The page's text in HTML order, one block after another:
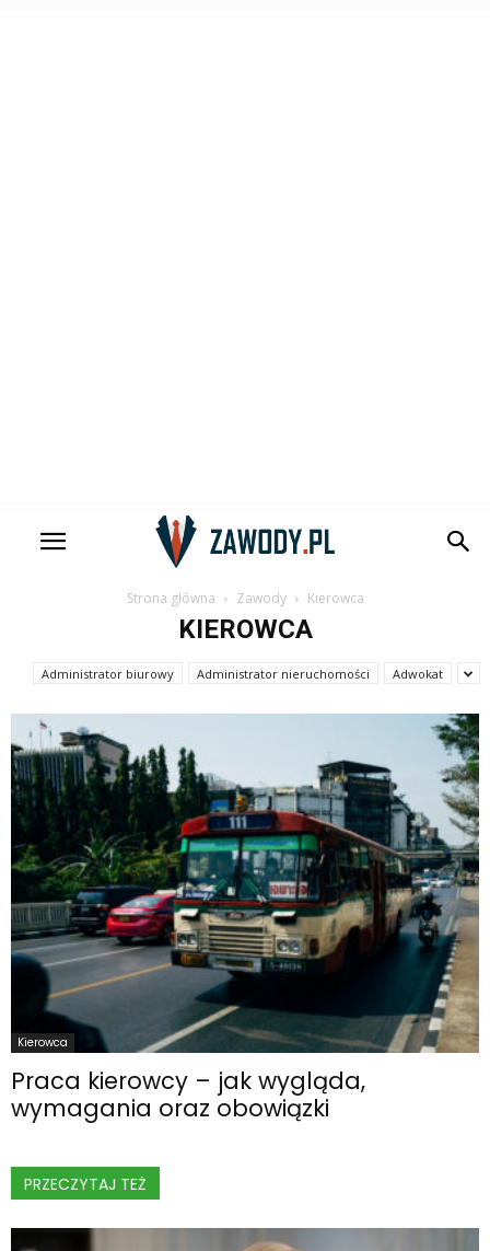
Strona główna Zawody Kierowca
KIEROWCA
Administrator biurowy Administrator nieruchomości Adwokat
Kierowca
Praca kierowcy – jak wygląda,
wymagania oraz obowiązki
PRZECZYTAJ TEŻ